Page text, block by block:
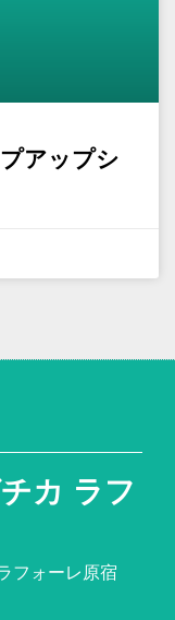
アップシ
カ ラフ
フォーレ原宿